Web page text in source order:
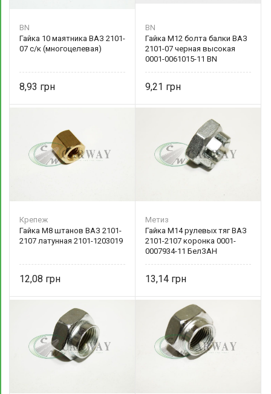
BN
Гайка 10 маятника ВАЗ 2101-
07 с/к (многоцелевая)
8,93
BN
Гайка М12 болта балки ВАЗ
2101-07 черная высокая
0001-0061015-11 BN
9,21
Крепеж
Гайка М8 штанов ВАЗ 2101-
2107 латунная 2101-1203019
12,08
Метиз
Гайка М14 рулевых тяг ВАЗ
2101-2107 коронка 0001-
0007934-11 БелЗАН
13,14